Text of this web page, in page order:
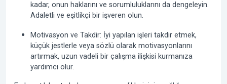
kadar, onun haklarını ve sorumluluklarını da dengeleyin.
Adaletli ve eşitlikçi bir işveren olun.
Motivasyon ve Takdir: İyi yapılan işleri takdir etmek,
küçük jestlerle veya sözlü olarak motivasyonlarını
artırmak, uzun vadeli bir çalışma ilişkisi kurmanıza
yardımcı olur.